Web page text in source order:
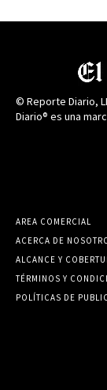
© Reporte Diario,
Diario® es una
AREA COMERCIAL
ACERCA DE
ALCANCE Y
TÉRMINOS Y
POLÍTICAS DE